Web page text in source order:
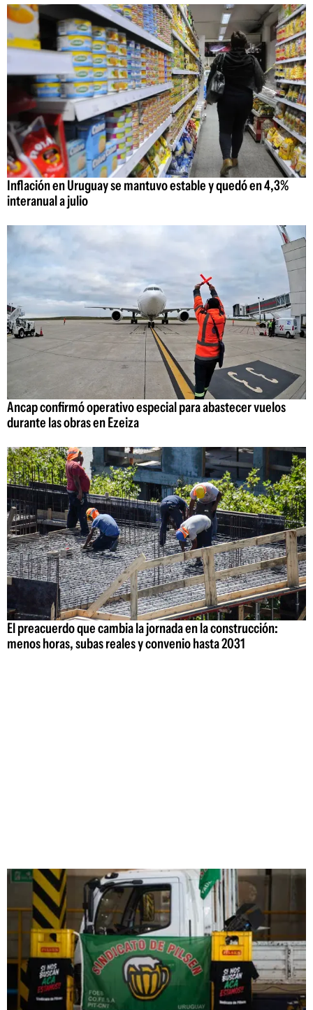
Inflación en Uruguay se mantuvo estable y quedó en 4,3%
interanual a julio
Ancap confirmó operativo especial para abastecer vuelos
durante las obras en Ezeiza
El preacuerdo que cambia la jornada en la construcción:
menos horas, subas reales y convenio hasta 2031